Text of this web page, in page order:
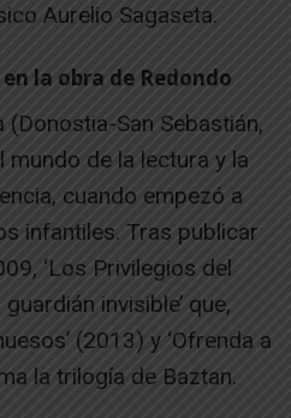
Aurelio Sagaseta.
la obra de Redondo
San Sebastián,
de la lectura y la
cuando empezó a
infantiles. Tras publicar
‘Los Privilegios del
invisible’ que,
(2013) y ‘Ofrenda a
la trilogía de Baztan.